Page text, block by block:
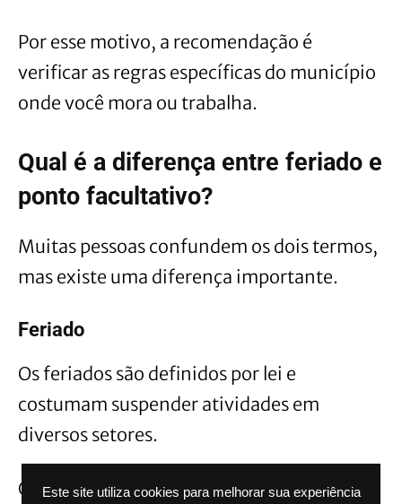
Este site utiliza cookies para melhorar sua experiência
Por esse motivo, a recomendação é
verificar as regras específicas do município
onde você mora ou trabalha.
Qual é a diferença entre feriado e
ponto facultativo?
Muitas pessoas confundem os dois termos,
mas existe uma diferença importante.
Feriado
Os feriados são definidos por lei e
costumam suspender atividades em
diversos setores.
Quem trabalha em um feriado